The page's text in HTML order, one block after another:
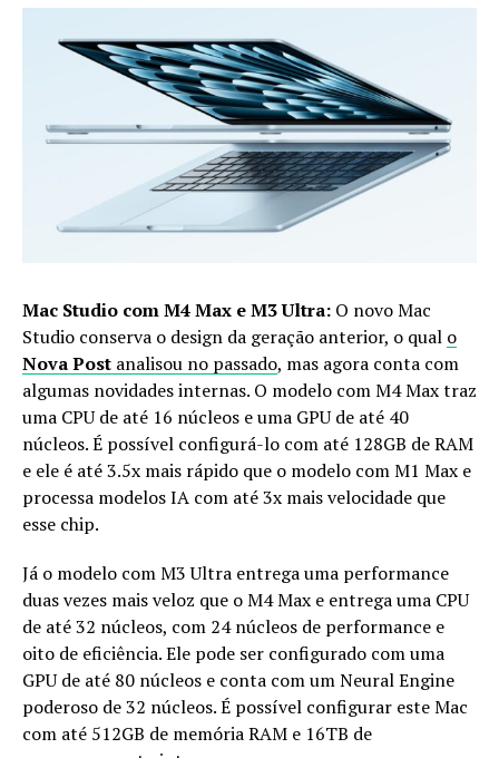
Mac Studio com M4 Max e M3 Ultra: O novo Mac
Studio conserva o design da geração anterior, o qual o
Nova Post analisou no passado, mas agora conta com
algumas novidades internas. O modelo com M4 Max traz
uma CPU de até 16 núcleos e uma GPU de até 40
núcleos. É possível configurá-lo com até 128GB de RAM
e ele é até 3.5x mais rápido que o modelo com M1 Max e
processa modelos IA com até 3x mais velocidade que
esse chip.
Já o modelo com M3 Ultra entrega uma performance
duas vezes mais veloz que o M4 Max e entrega uma CPU
de até 32 núcleos, com 24 núcleos de performance e
oito de eficiência. Ele pode ser configurado com uma
GPU de até 80 núcleos e conta com um Neural Engine
poderoso de 32 núcleos. É possível configurar este Mac
com até 512GB de memória RAM e 16TB de